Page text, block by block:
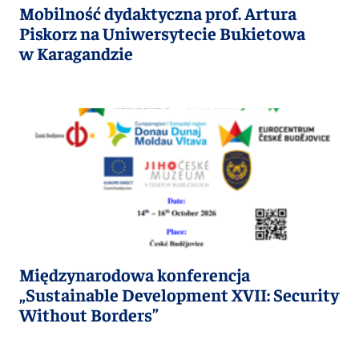
Mobilność dydaktyczna prof. Artura
Piskorz na Uniwersytecie Bukietowa
w Karagandzie
Międzynarodowa konferencja
„Sustainable Development XVII: Security
Without Borders”